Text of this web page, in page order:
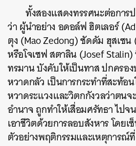
ทั้งสองแสดงทรรศนะต่อการ
ว่า ผู้นำอย่าง อดอล์ฟ ฮิตเลอร์
ตุง (Mao Zedong) ซัดดัม ฮุสเซน
หรือโจเซฟ สตาลิน (Josef
ทรมาน บังคับให้เป็นทาส ปกครอ
หวาดกลัว เป็นการกระทำที่สะท้อ
หวาดระแวงและวิตกกังวลว่าตนจ
อำนาจ ถูกทำให้เสื่อมศรัทธา ไป
เอาชีวิตด้วยการลอบสังหาร โดยเ
ตัวอย่างพฤติกรรมและเหตุการณ์